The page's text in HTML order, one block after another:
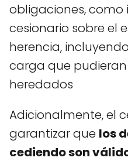
obligaciones, como
cesionario sobre el
herencia,
carga que
heredados
Adicionalmente, el
garantizar que los
cediendo son